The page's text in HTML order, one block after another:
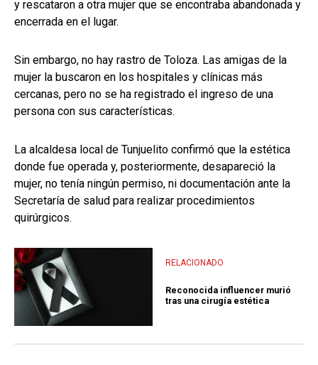
y rescataron a otra mujer que se encontraba abandonada y
encerrada en el lugar.
Sin embargo, no hay rastro de Toloza. Las amigas de la
mujer la buscaron en los hospitales y clínicas más
cercanas, pero no se ha registrado el ingreso de una
persona con sus características.
La alcaldesa local de Tunjuelito confirmó que la estética
donde fue operada y, posteriormente, desapareció la
mujer, no tenía ningún permiso, ni documentación ante la
Secretaría de salud para realizar procedimientos
quirúrgicos.
RELACIONADO
Reconocida influencer murió
tras una cirugía estética